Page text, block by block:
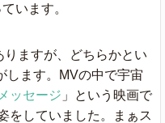
います。
ますが、どちらかとい
します。MVの中で宇宙
メッセージ 」という映画で
をしていました。まぁス